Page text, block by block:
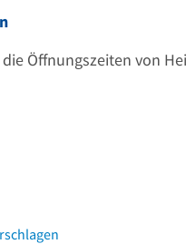
Öffnungszeiten von